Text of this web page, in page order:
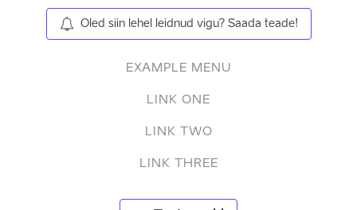
Oled siin lehel leidnud vigu? Saada teade!
EXAMPLE MENU
LINK ONE
LINK TWO
LINK THREE